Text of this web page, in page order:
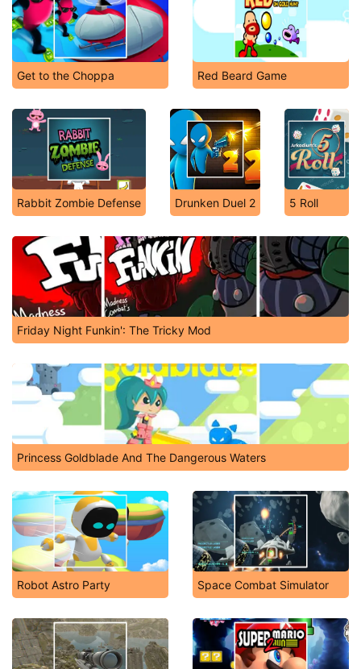
Get to the Choppa Red Beard Game
Rabbit Zombie Defense Drunken Duel 2 5 Roll
Friday Night Funkin': The Tricky Mod
Princess Goldblade And The Dangerous Waters
Robot Astro Party Space Combat Simulator